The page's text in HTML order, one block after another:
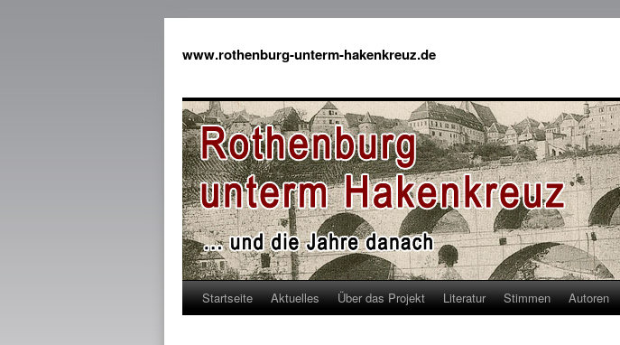
www.rothenburg-unterm-hakenkreuz.de
Startseite Aktuelles Über das Projekt Literatur Stimmen Autoren